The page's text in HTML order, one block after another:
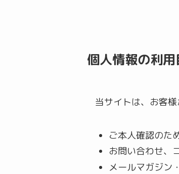
個人情報の利
当サイトは、お客
ご本人確認のた
お問い合わせ、
メールマガジン